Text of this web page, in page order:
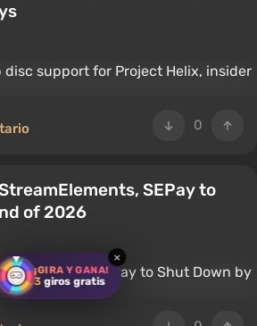
¡GIRA Y GANA!
3 giros gratis
×
0
SEPay to
of 2026